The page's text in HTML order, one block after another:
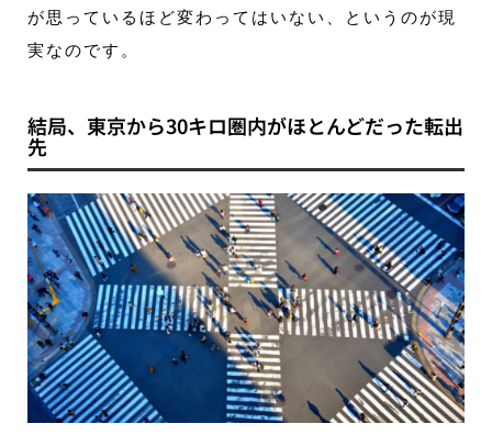
が思っているほど変わってはいない、というのが現
実なのです。
結局、東京から30キロ圏内がほとんどだった転出
先